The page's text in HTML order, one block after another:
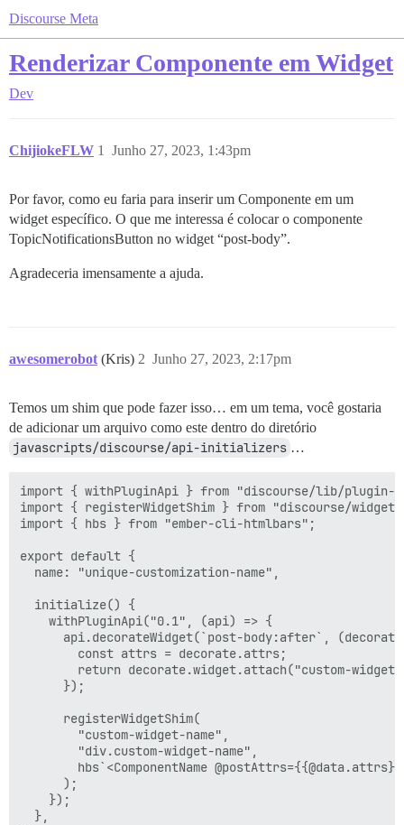
Discourse Meta
Renderizar Componente em Widget
Dev
ChijiokeFLW Junho 27, 2023, 1:43pm
1
Por favor, como eu faria para inserir um Componente em um
widget específico. O que me interessa é colocar o componente
TopicNotificationsButton no widget “post-body”.
Agradeceria imensamente a ajuda.
awesomerobot (Kris) Junho 27, 2023, 2:17pm
2
Temos um shim que pode fazer isso… em um tema, você gostaria
de adicionar um arquivo como este dentro do diretório
javascripts/discourse/api-initializers …
import { withPluginApi } from "discourse/lib/plugin-
import { registerWidgetShim } from "discourse/
import { hbs } from "ember-cli-htmlbars";
export default {
  name: "unique-customization-name",
  initialize() {
    withPluginApi("0.1", (api) => {
api.decorateWidget(`post-body:after`,
        const attrs = decorate.attrs;
return decorate.widget.attach("custom-
      });
      registerWidgetShim(
        "custom-widget-name",
        "div.custom-widget-name",
hbs`<ComponentName
      );
    });
  },